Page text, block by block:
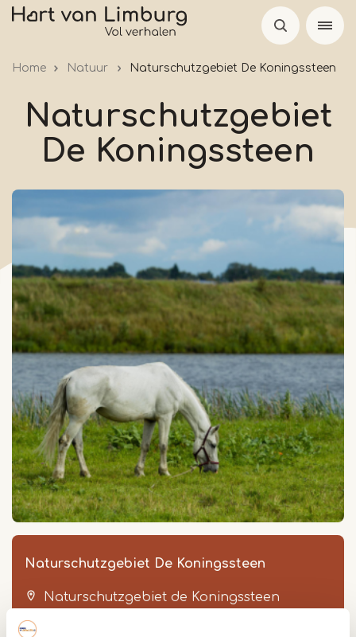
Skip
Home Natuur Naturschutzgebiet De Koningssteen
Naturschutzgebiet
De Koningssteen
Naturschutzgebiet De Koningssteen
Naturschutzgebiet de Koningssteen